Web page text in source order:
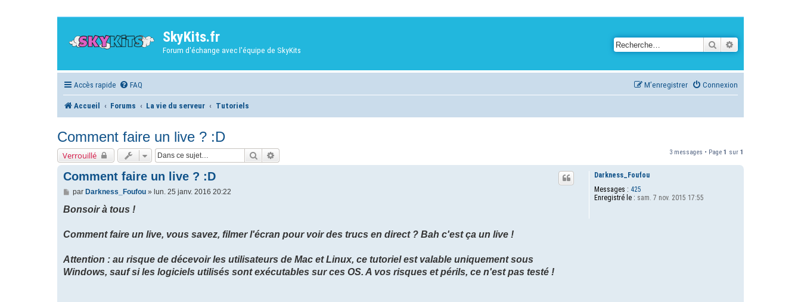
SkyKits.fr
Forum d'échange avec l'équipe de SkyKits
Rechercher
Accès rapide FAQ Connexion
M’enregistrer
Accueil Forums La vie du serveur Tutoriels
Comment faire un live ? :D
Verrouillé Rechercher 3 messages • Page 1 sur 1
Darkness_Foufou
Messages : 425
Enregistré le : sam. 7 nov. 2015 17:55
Comment faire un live ? :D
M
s
g
par Darkness_Foufou» lun. 25 janv. 2016 20:22
Bonsoir à tous !
Comment faire un live, vous savez, filmer l'écran pour voir des trucs en direct ? Bah c'est ça un live !
Attention : au risque de décevoir les utilisateurs de Mac et Linux, ce tutoriel est valable uniquement sous
Windows, sauf si les logiciels utilisés sont exécutables sur ces OS. A vos risques et périls, ce n'est pas testé !